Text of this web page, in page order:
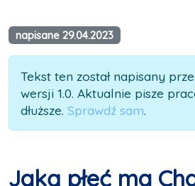
napisane 29.04.2023
Tekst ten został napisany
wersji 1.0. Aktualnie pisze
dłuższe. Sprawdź sam.
Jaką płeć ma